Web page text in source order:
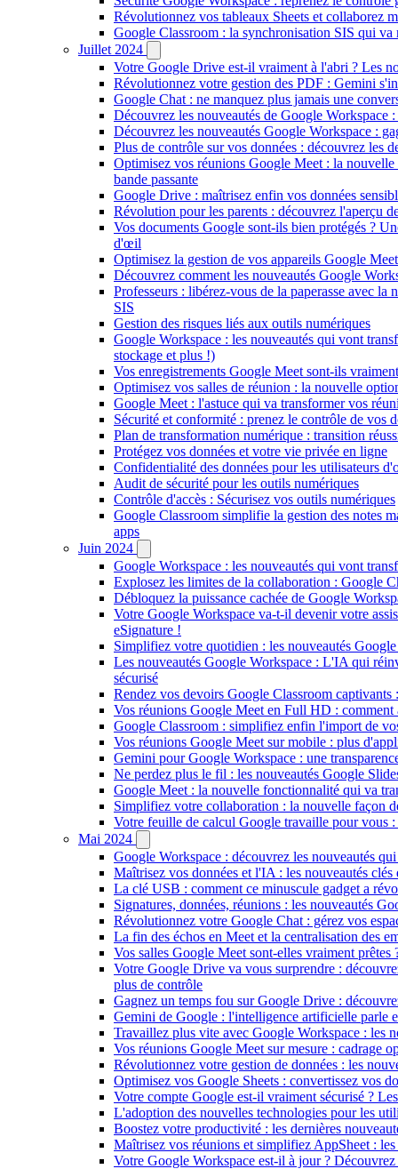
Révolutionnez vos tableaux Sheets et collaborez
Google Classroom : la synchronisation SIS qui
Juillet 2024
Votre Google Drive est-il vraiment à l'abri ? Les
Révolutionnez votre gestion des PDF : Gemini
Google Chat : ne manquez plus jamais une
Découvrez les nouveautés de Google Workspace
Découvrez les nouveautés Google Workspace :
Plus de contrôle sur vos données : découvrez les
Optimisez vos réunions Google Meet : la
bande passante
Google Drive : maîtrisez enfin vos données
Révolution pour les parents : découvrez l'aperçu
Vos documents Google sont-ils bien protégés ?
d'œil
Optimisez la gestion de vos appareils Google
Découvrez comment les nouveautés Google
Professeurs : libérez-vous de la paperasse avec
SIS
Gestion des risques liés aux outils numériques
Google Workspace : les nouveautés qui vont
stockage et plus !)
Vos enregistrements Google Meet sont-ils
Optimisez vos salles de réunion : la nouvelle
Google Meet : l'astuce qui va transformer vos
Sécurité et conformité : prenez le contrôle de vos
Plan de transformation numérique : transition
Protégez vos données et votre vie privée en ligne
Confidentialité des données pour les utilisateurs
Audit de sécurité pour les outils numériques
Contrôle d'accès : Sécurisez vos outils numériques
Google Classroom simplifie la gestion des notes
apps
Juin 2024
Google Workspace : les nouveautés qui vont
Explosez les limites de la collaboration : Google
Débloquez la puissance cachée de Google
Votre Google Workspace va-t-il devenir votre
eSignature !
Simplifiez votre quotidien : les nouveautés
Les nouveautés Google Workspace : L'IA qui
sécurisé
Rendez vos devoirs Google Classroom
Vos réunions Google Meet en Full HD : comment
Google Classroom : simplifiez enfin l'import de
Vos réunions Google Meet sur mobile : plus
Gemini pour Google Workspace : une
Ne perdez plus le fil : les nouveautés Google
Google Meet : la nouvelle fonctionnalité qui va
Simplifiez votre collaboration : la nouvelle façon
Votre feuille de calcul Google travaille pour vous
Mai 2024
Google Workspace : découvrez les nouveautés
Maîtrisez vos données et l'IA : les nouveautés
La clé USB : comment ce minuscule gadget a
Signatures, données, réunions : les nouveautés
Révolutionnez votre Google Chat : gérez vos
La fin des échos en Meet et la centralisation des
Vos salles Google Meet sont-elles vraiment
Votre Google Drive va vous surprendre :
plus de contrôle
Gagnez un temps fou sur Google Drive :
Gemini de Google : l'intelligence artificielle parle
Travaillez plus vite avec Google Workspace : les
Vos réunions Google Meet sur mesure : cadrage
Révolutionnez votre gestion de données : les
Optimisez vos Google Sheets : convertissez vos
Votre compte Google est-il vraiment sécurisé ?
L'adoption des nouvelles technologies pour les
Boostez votre productivité : les dernières
Maîtrisez vos réunions et simplifiez AppSheet :
Votre Google Workspace est-il à jour ?